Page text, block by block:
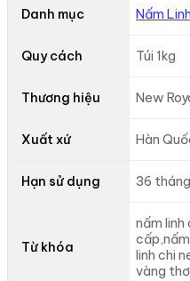
Danh mục Nấm
Quy cách Túi 1kg
Thương hiệu New
Xuất xứ Hàn
Hạn sử dụng 36
Từ khóa
nấm
cấp,nấm
linh chi
vàng